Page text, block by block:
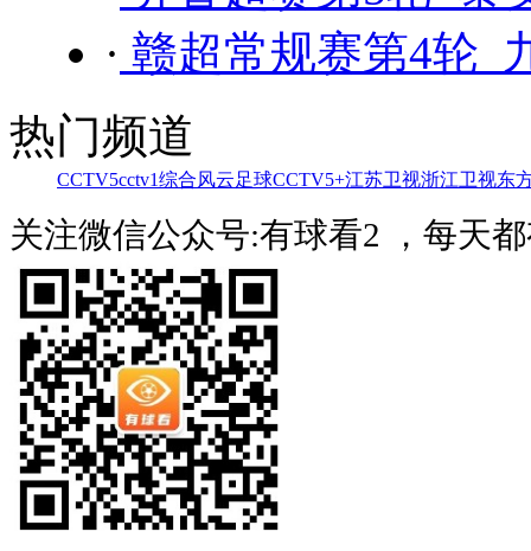
· 赣超常规赛第4轮
热门频道
CCTV5cctv1综合风云足球CCTV5+江苏卫视浙江卫视东
关注微信公众号:有球看2 ，每天